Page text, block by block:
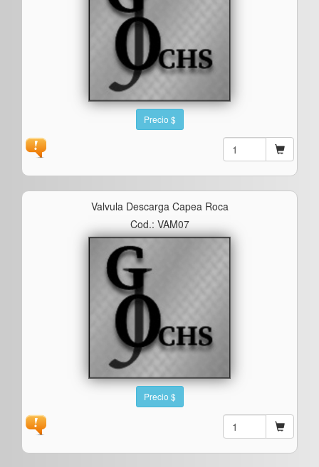
Precio $
Valvula Descarga Capea Roca
Cod.: VAM07
Precio $